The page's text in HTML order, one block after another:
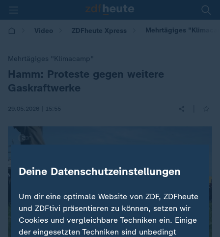
Video ZDFheute Xpress Mehrtägiges
Mehrtägiges "Klimacamp"
:Hamm: Proteste gegen weitere
Gaskraftwerke
29.05.2026 | 15:55
Deine Datenschutzeinstellungen
Um dir eine optimale Website von ZDF, ZDFheute
und ZDFtivi präsentieren zu können, setzen wir
Cookies und vergleichbare Techniken ein. Einige
der eingesetzten Techniken sind unbedingt